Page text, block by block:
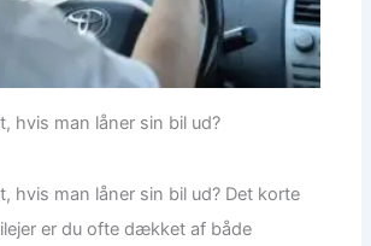
hvis man låner sin bil ud?
hvis man låner sin bil ud? Det korte
er du ofte dækket af både